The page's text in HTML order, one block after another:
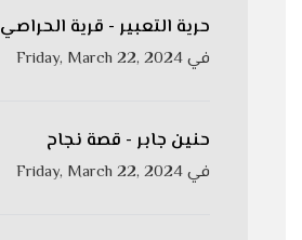
حرية التعبير - قرية الحراصي
فيFriday, March 22, 2024
حنين جابر - قصة نجاح
فيFriday, March 22, 2024